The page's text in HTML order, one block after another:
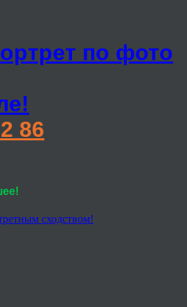
по фото
86
сходством!